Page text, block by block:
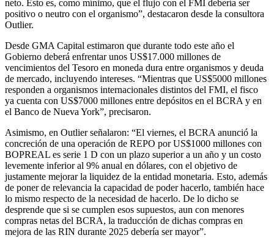
neto. Esto es, como mínimo, que el flujo con el FMI debería ser
positivo o neutro con el organismo”, destacaron desde la consultora
Outlier.
Desde GMA Capital estimaron que durante todo este año el
Gobierno deberá enfrentar unos US$17.000 millones de
vencimientos del Tesoro en moneda dura entre organismos y deuda
de mercado, incluyendo intereses. “Mientras que US$5000 millones
responden a organismos internacionales distintos del FMI, el fisco
ya cuenta con US$7000 millones entre depósitos en el BCRA y en
el Banco de Nueva York”, precisaron.
Asimismo, en Outlier señalaron: “El viernes, el BCRA anunció la
concreción de una operación de REPO por US$1000 millones con
BOPREAL es serie 1 D con un plazo superior a un año y un costo
levemente inferior al 9% anual en dólares, con el objetivo de
justamente mejorar la liquidez de la entidad monetaria. Esto, además
de poner de relevancia la capacidad de poder hacerlo, también hace
lo mismo respecto de la necesidad de hacerlo. De lo dicho se
desprende que si se cumplen esos supuestos, aun con menores
compras netas del BCRA, la traducción de dichas compras en
mejora de las RIN durante 2025 debería ser mayor”.